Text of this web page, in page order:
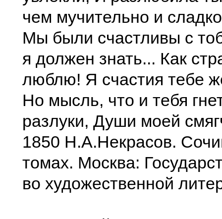
чем мучительно и
Мы были счастливы с
я должен знать... Как
люблю! Я счастия тебе
Но мысль, что и тебя
разлуки, Души моей
1850 Н.А.Некрасов.
томах. Москва:
во художественной